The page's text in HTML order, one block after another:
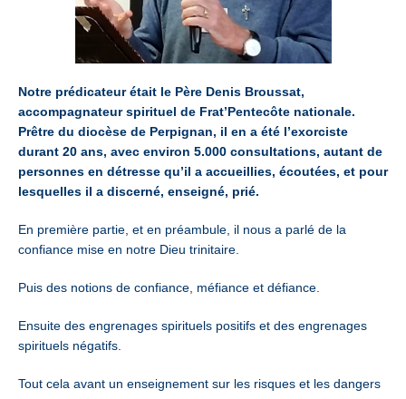
Notre prédicateur était le Père Denis Broussat,
accompagnateur spirituel de Frat’Pentecôte nationale.
Prêtre du diocèse de Perpignan, il en a été l’exorciste
durant 20 ans, avec environ 5.000 consultations, autant de
personnes en détresse qu’il a accueillies, écoutées, et pour
lesquelles il a discerné, enseigné, prié.
En première partie, et en préambule, il nous a parlé de la
confiance mise en notre Dieu trinitaire.
Puis des notions de confiance, méfiance et défiance.
Ensuite des engrenages spirituels positifs et des engrenages
spirituels négatifs.
Tout cela avant un enseignement sur les risques et les dangers